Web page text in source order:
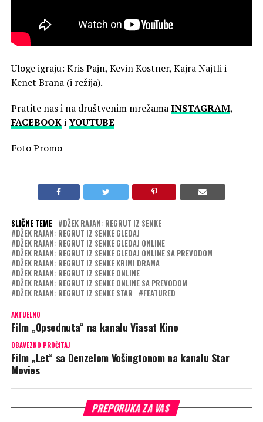
Uloge igraju: Kris Pajn, Kevin Kostner, Kajra Najtli i
Kenet Brana (i režija).
Pratite nas i na društvenim mrežamaINSTAGRAM,
FACEBOOKiYOUTUBE
Foto Promo
SLIČNE TEME
DŽEK RAJAN: REGRUT IZ SENKE
DŽEK RAJAN: REGRUT IZ SENKE GLEDAJ
DŽEK RAJAN: REGRUT IZ SENKE GLEDAJ ONLINE
DŽEK RAJAN: REGRUT IZ SENKE GLEDAJ ONLINE SA PREVODOM
DŽEK RAJAN: REGRUT IZ SENKE KRIMI DRAMA
DŽEK RAJAN: REGRUT IZ SENKE ONLINE
DŽEK RAJAN: REGRUT IZ SENKE ONLINE SA PREVODOM
DŽEK RAJAN: REGRUT IZ SENKE STAR
FEATURED
AKTUELNO
Film „Opsednuta“ na kanalu Viasat Kino
OBAVEZNO PROČITAJ
Film „Let“ sa Denzelom Vošingtonom na kanalu Star
Movies
PREPORUKA ZA VAS